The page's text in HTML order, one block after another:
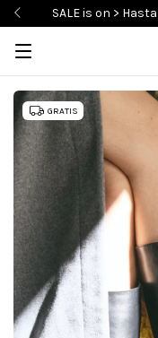
SALE is on > Hasta
GRATIS